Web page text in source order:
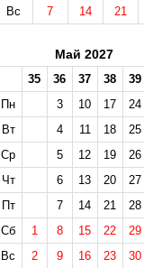
Вс
7 14 21
Май 2027
35 36 37 38
39
Пн
3 10 17
24
Вт
4 11 18
25
Ср
5 12 19
26
Чт
6 13 20
27
Пт
7 14 21
28
Сб
1 8 15 22
29
Вс
2 9 16 23 30